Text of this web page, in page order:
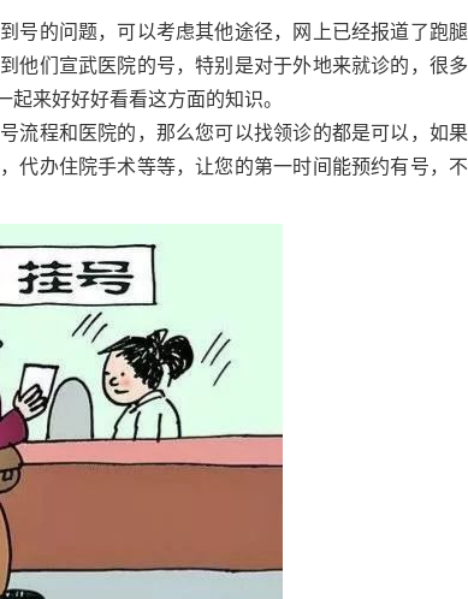
号的问题，可以考虑其他途径，网上已经报道了跑腿
他们宣武医院的号，特别是对于外地来就诊的，很多
来好好好看看这方面的知识。
流程和医院的，那么您可以找领诊的都是可以，如果
代办住院手术等等，让您的第一时间能预约有号，不